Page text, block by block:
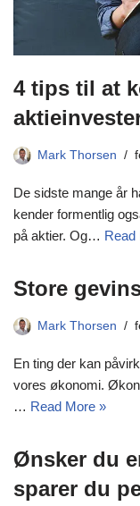
4 tips til at
Mark Thorsen
De sidste mange år
kender formentlig
på aktier. Og… Read
Store
Mark Thorsen
En ting der kan
vores økonomi.
… Read More »
Ønsker du
sparer du